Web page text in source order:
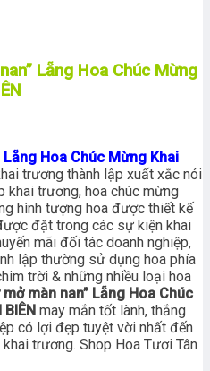
Lẵng Hoa Chúc Mừng
Lẵng Hoa Chúc Mừng Khai
trương thành lập xuất xắc nói
khai trương, hoa chúc mừng
hình tượng hoa được thiết kế
đặt trong các sự kiện khai
mãi đối tác doanh nghiệp,
lập thường sử dụng hoa phía
trời & những nhiều loại hoa
màn nan” Lẵng Hoa Chúc
may mắn tốt lành, thắng
có lợi đẹp tuyệt vời nhất đến
trương. Shop Hoa Tươi Tân